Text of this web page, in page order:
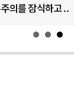
의를 잠식하고 ..